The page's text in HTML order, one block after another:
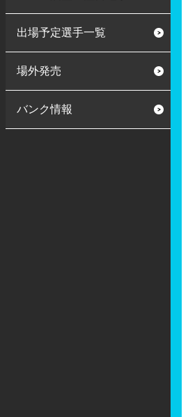
出場予定選手一覧
場外発売
バンク情報